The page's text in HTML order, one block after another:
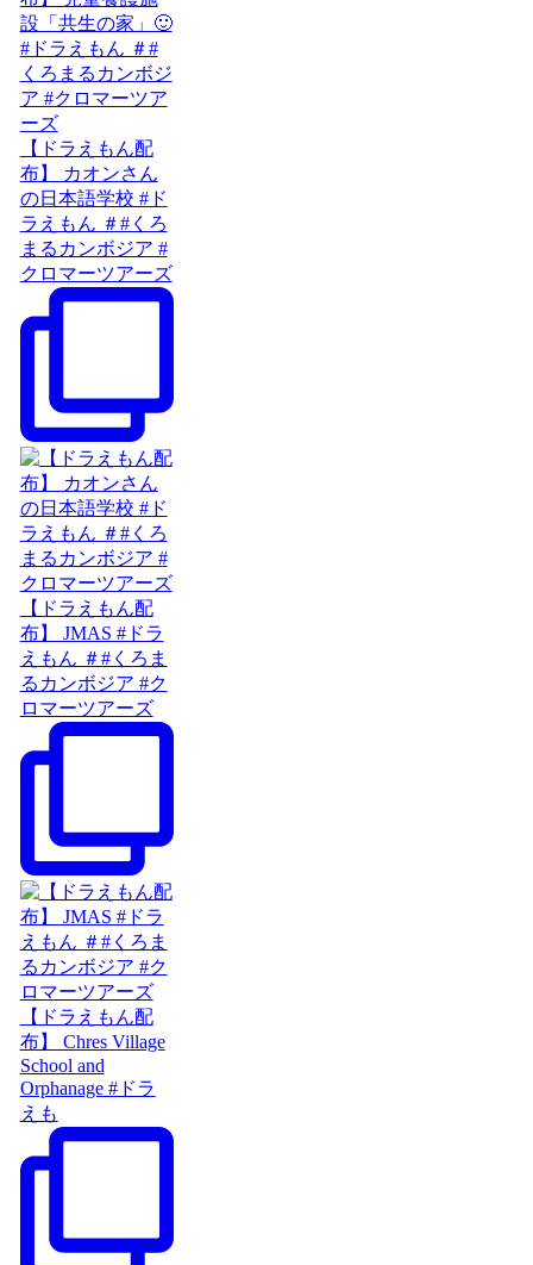
【ドラえもん配
布】 カオンさん
の日本語学校 #ド
ラえもん ＃#くろ
まるカンボジア #
クロマーツアーズ
【ドラえもん配
布】 JMAS #ドラ
えもん ＃#くろま
るカンボジア #ク
ロマーツアーズ
【ドラえもん配
布】 Chres Village
School and
Orphanage #ドラ
えも